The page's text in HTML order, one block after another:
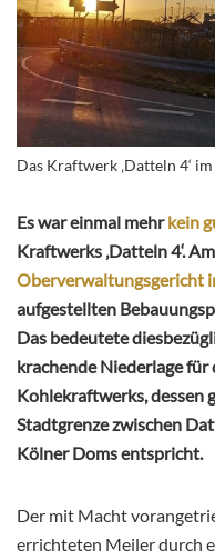
Das Kraftwerk ‚Datteln 4‘
Es war einmal mehrkein
Kraftwerks ‚Datteln 4‘.
Oberverwaltungsgericht
aufgestellten
Das bedeutete
krachende Niederlage für
Kohlekraftwerks, dessen
Stadtgrenze zwischen
Kölner Doms entspricht.
Der mit Macht
errichteten Meiler durch